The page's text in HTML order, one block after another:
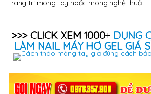
trang trí móng tay hoặc móng nghệ thuật.
>>> CLICK XEM 1000+ DỤNG
LÀM NAIL MÁY HƠ GEL GIÁ